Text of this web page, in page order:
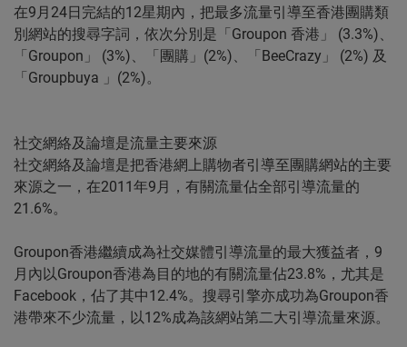
在9月24日完結的12星期內，把最多流量引導至香港團購類
別網站的搜尋字詞，依次分別是「Groupon 香港」 (3.3%)、
「Groupon」 (3%)、「團購」(2%)、「BeeCrazy」 (2%) 及
「Groupbuya 」(2%)。
社交網絡及論壇是流量主要來源
社交網絡及論壇是把香港網上購物者引導至團購網站的主要
來源之一，在2011年9月，有關流量佔全部引導流量的
21.6%。
Groupon香港繼續成為社交媒體引導流量的最大獲益者，9
月內以Groupon香港為目的地的有關流量佔23.8%，尤其是
Facebook，佔了其中12.4%。搜尋引擎亦成功為Groupon香
港帶來不少流量，以12%成為該網站第二大引導流量來源。